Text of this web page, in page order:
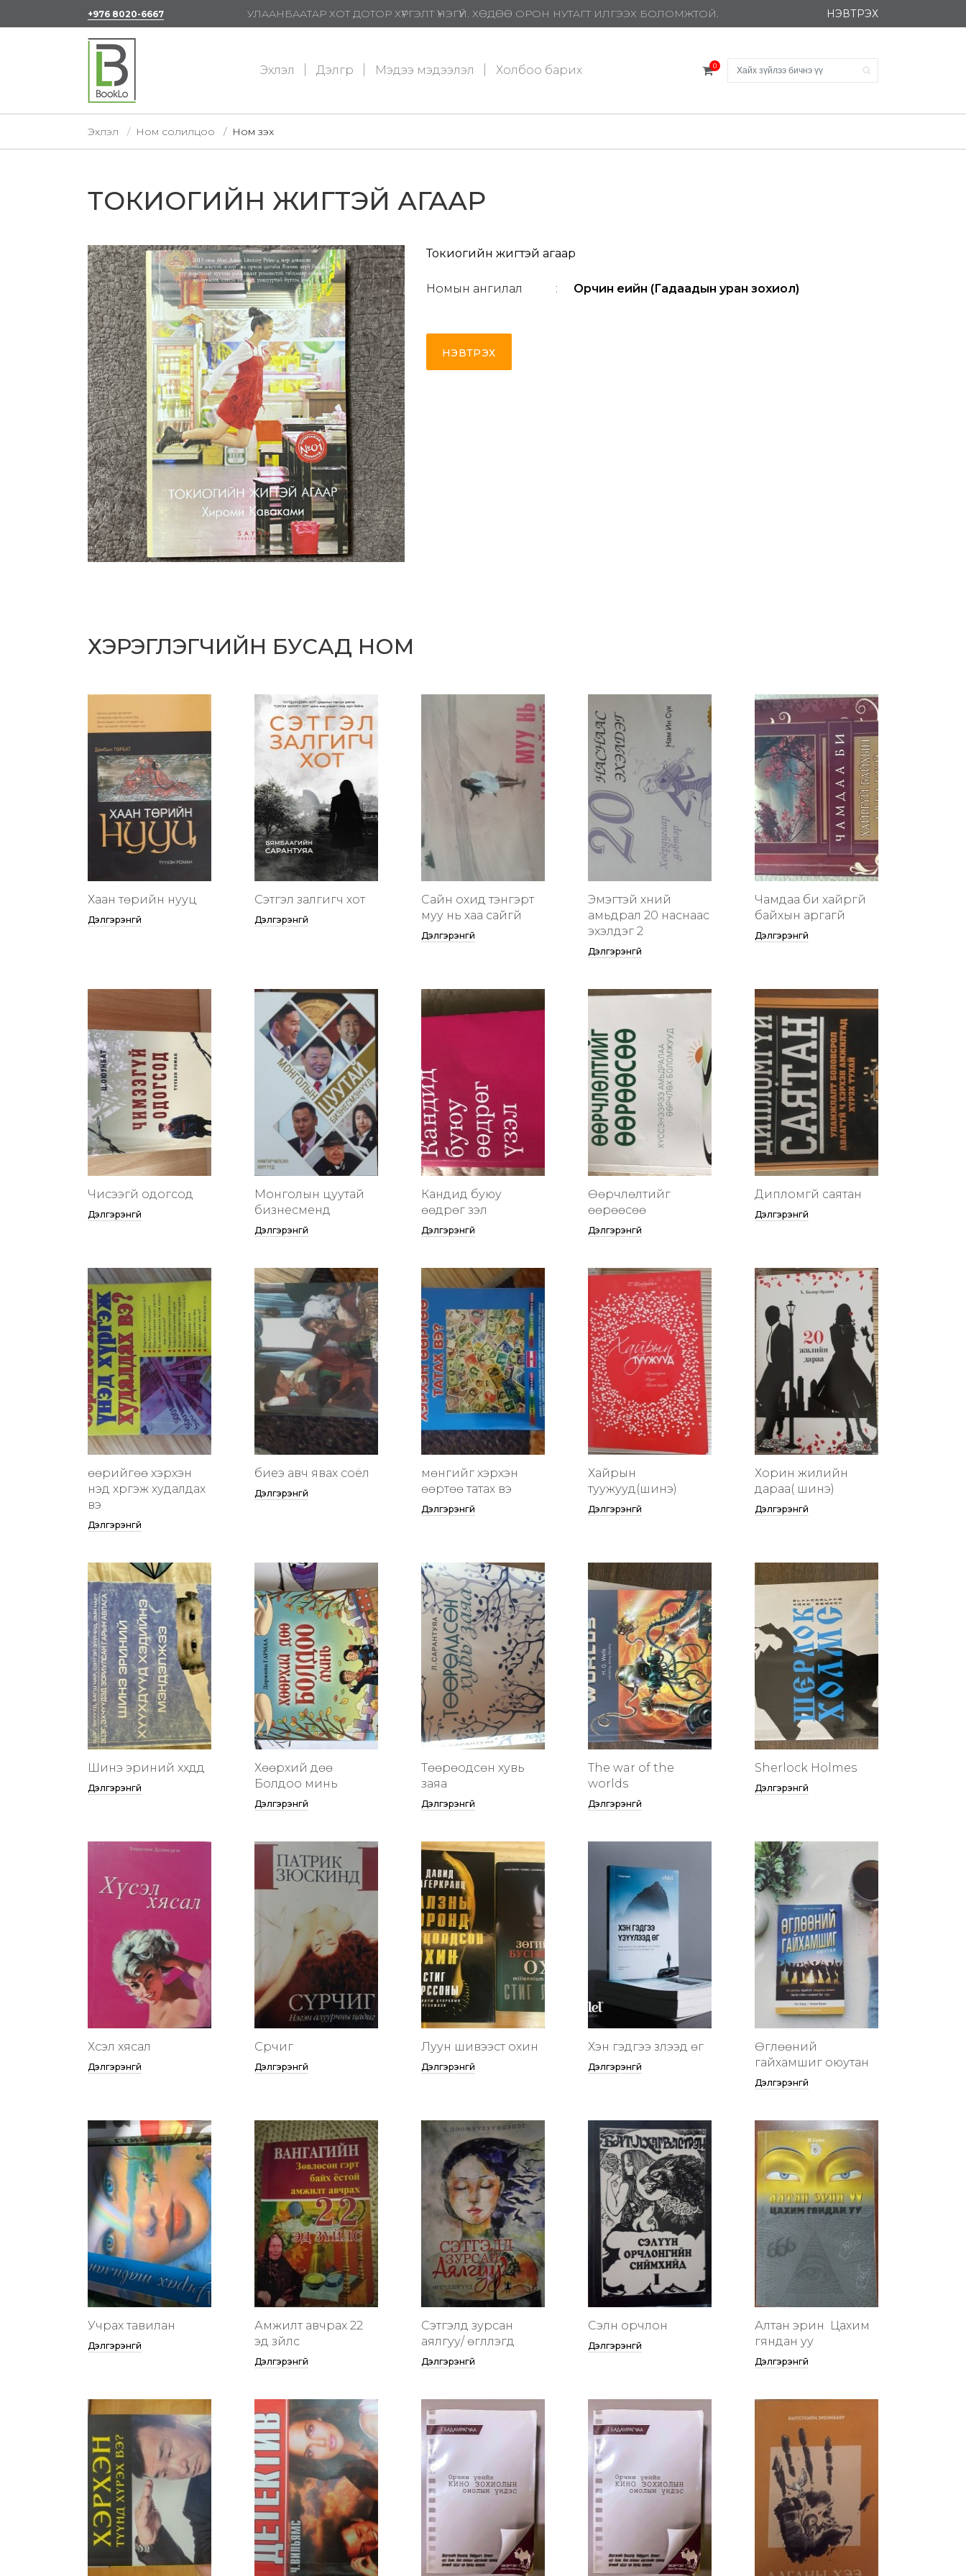
+976 8020-6667 УЛААНБААТАР ХОТ ДОТОР ХҮРГЭЛТ ҮНЭГҮЙ. ХӨДӨӨ ОРОН НУТАГТ ИЛГЭЭХ БОЛОМЖТОЙ. НЭВТРЭХ
Эхлэл Дэлгүүр Мэдээ мэдээлэл Холбоо барих 0
Эхлэл Ном солилцоо Ном үзэх
ТОКИОГИЙН ЖИГТЭЙ АГААР
Токиогийн жигтэй агаар
Номын ангилал : Орчин үеийн (Гадаадын уран зохиол)
НЭВТРЭХ
ХЭРЭГЛЭГЧИЙН БУСАД НОМ
Хаан төрийн нууц
Дэлгэрэнгүй
Сэтгэл залгигч хот
Дэлгэрэнгүй
Сайн охид тэнгэрт
муу нь хаа сайгүй
Дэлгэрэнгүй
Эмэгтэй хүний
амьдрал 20 наснаас
эхэлдэг 2
Дэлгэрэнгүй
Чамдаа би хайргүй
байхын аргагүй
Дэлгэрэнгүй
Чисээгүй одогсод
Дэлгэрэнгүй
Монголын цуутай
бизнесменүүд
Дэлгэрэнгүй
Кандид буюу
өөдрөг үзэл
Дэлгэрэнгүй
Өөрчлөлтийг
өөрөөсөө
Дэлгэрэнгүй
Дипломгүй саятан
Дэлгэрэнгүй
өөрийгөө хэрхэн
үнэд хүргэж худалдах
вэ
Дэлгэрэнгүй
биеэ авч явах соёл
Дэлгэрэнгүй
мөнгийг хэрхэн
өөртөө татах вэ
Дэлгэрэнгүй
Хайрын
туужууд(шинэ)
Дэлгэрэнгүй
Хорин жилийн
дараа( шинэ)
Дэлгэрэнгүй
Шинэ эриний хүүхдүүд
Дэлгэрэнгүй
Хөөрхий дөө
Болдоо минь
Дэлгэрэнгүй
Төөрөодсөн хувь
заяа
Дэлгэрэнгүй
The war of the
worlds
Дэлгэрэнгүй
Sherlock Holmes
Дэлгэрэнгүй
Хүсэл хясал
Дэлгэрэнгүй
Сүрчиг
Дэлгэрэнгүй
Луун шивээст охин
Дэлгэрэнгүй
Хэн гэдгээ үзүүлээд өг
Дэлгэрэнгүй
Өглөөний
гайхамшиг оюутан
Дэлгэрэнгүй
Учрах тавилан
Дэлгэрэнгүй
Амжилт авчрах 22
эд зүйлс
Дэлгэрэнгүй
Сэтгэлд зурсан
аялгуу/ өгүүллэгүүд
Дэлгэрэнгүй
Сэлүүн орчлон
Дэлгэрэнгүй
Алтан эрин үү Цахим
гяндан уу
Дэлгэрэнгүй